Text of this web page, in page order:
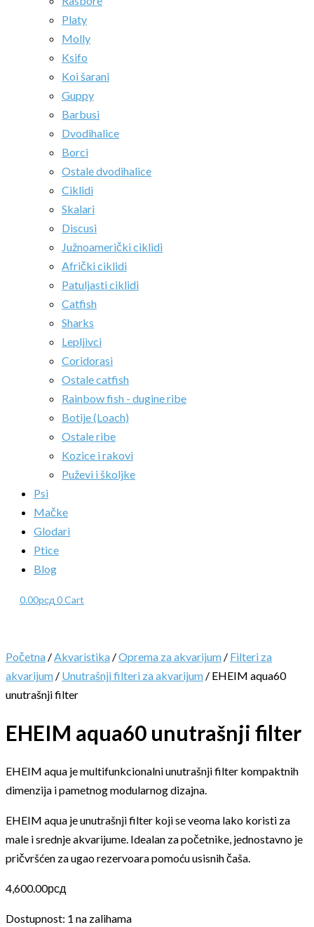
Platy
Molly
Ksifo
Koi šarani
Guppy
Barbusi
Dvodihalice
Borci
Ostale dvodihalice
Ciklidi
Skalari
Discusi
Južnoamerički ciklidi
Afrički ciklidi
Patuljasti ciklidi
Catfish
Sharks
Lepljivci
Coridorasi
Ostale catfish
Rainbow fish - dugine ribe
Botije (Loach)
Ostale ribe
Kozice i rakovi
Puževi i školjke
Psi
Mačke
Glodari
Ptice
Blog
0.00рсд 0Cart
Početna /Akvaristika /Oprema za akvarijum / Filteri za
akvarijum / Unutrašnji filteri za akvarijum / EHEIM aqua60
unutrašnji filter
EHEIM aqua60 unutrašnji filter
EHEIM aqua je multifunkcionalni unutrašnji filter kompaktnih
dimenzija i pametnog modularnog dizajna.
EHEIM aqua je unutrašnji filter koji se veoma lako koristi za
male i srednje akvarijume. Idealan za početnike, jednostavno je
pričvršćen za ugao rezervoara pomoću usisnih čaša.
4,600.00рсд
Dostupnost: 1 na zalihama